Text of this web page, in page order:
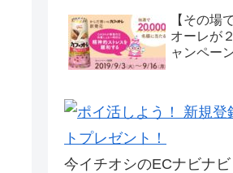
【その場
オーレが
ャンペー
今イチオシのECナビナビ